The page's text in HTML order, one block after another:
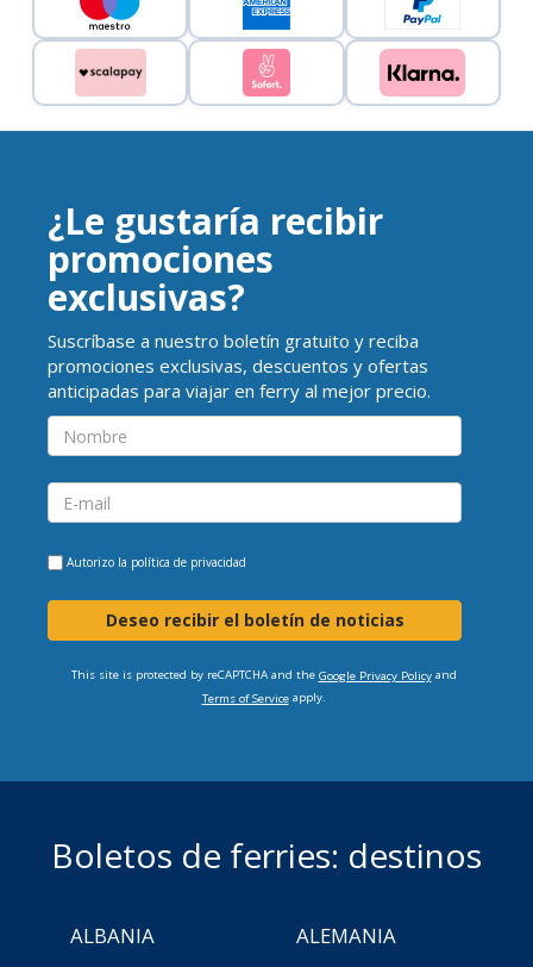
¿Le gustaría recibir
promociones
exclusivas?
Suscríbase a nuestro boletín gratuito y reciba
promociones exclusivas, descuentos y ofertas
anticipadas para viajar en ferry al mejor precio.
Autorizo la política de privacidad
Deseo recibir el boletín de noticias
This site is protected by reCAPTCHA and the Google Privacy Policyand
Terms of Serviceapply.
Boletos de ferries: destinos
ALBANIA
ALEMANIA